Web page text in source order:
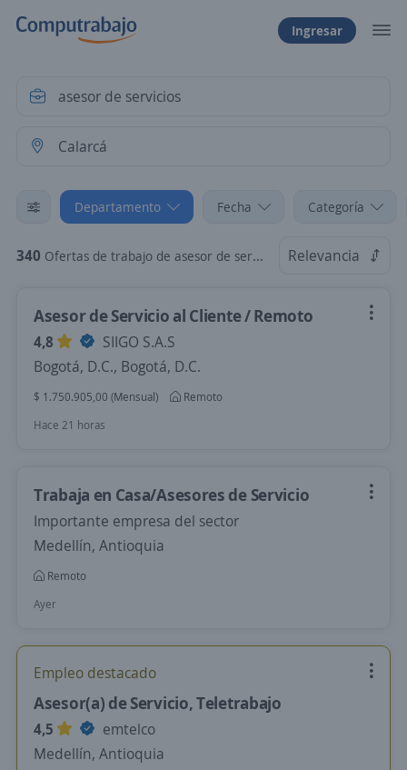
Ingresar
Departamento Fecha Categoría
340 Ofertas de trabajo de asesor de servicios en Calarcá, Quindio Relevancia
Asesor de Servicio al Cliente / Remoto
4,8
SIIGO S.A.S
Bogotá, D.C., Bogotá, D.C.
$ 1.750.905,00 (Mensual)
Remoto
Hace 21 horas
Trabaja en Casa/Asesores de Servicio
Importante empresa del sector
Medellín, Antioquia
Remoto
Ayer
Empleo destacado
Asesor(a) de Servicio, Teletrabajo
4,5
emtelco
Medellín, Antioquia